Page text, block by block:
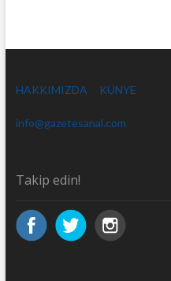
HAKKIMIZDA KÜNYE
info@gazetesanal.com
Takip edin!